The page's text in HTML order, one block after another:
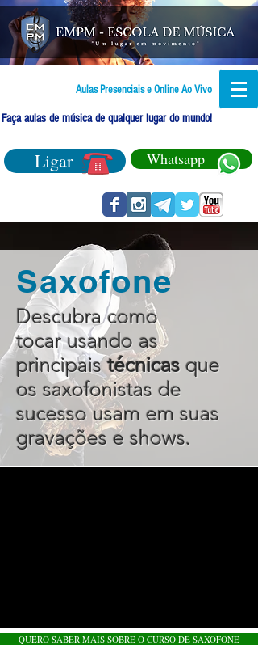
Aulas Presenciais e Online Ao Vivo
Faça aulas de música de qualquer lugar do mundo!
Ligar Whatsapp
Saxofone
Descubra como
tocar usando as
principaistécnicas que
os saxofonistas de
sucesso usam em suas
gravações e shows.
QUERO SABER MAIS SOBRE O CURSO DE SAXOFONE